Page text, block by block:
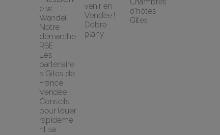
e w
Wandei
Notre
démarche
RSE
Les
partenaire
s Gites de
France
Vendée
Conseils
pour louer
rapideme
nt sa
venir en
Vendée !
Dobre
plany
Chambres
d'hôtes
Gîtes